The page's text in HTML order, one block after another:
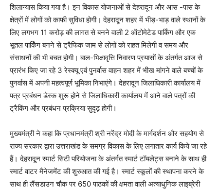
शिलान्यास किया गया है। इन विकास योजनाओं से देहरादून और आस -पास के
क्षेत्रों में लोगों को काफी सुविधा होगी। देहरादून शहर में भीड़-भाड़ वाले स्थानों के
लिए लगभग 11 करोड़ की लागत से बनने वाली 2 ऑटोमेटेड पार्किंग और एक
भूतल पार्किंग बनने से ट्रैफिक जाम से लोगों को राहत मिलेगी व समय और
संसाधनों की भी बचत होगी। बाल-भिक्षावृत्ति निवारण प्रयासों के अंतर्गत आज से
प्रारंभ किए जा रहे 3 रेस्क्यू एवं पुनर्वास वाहन शहर में भीख मांगने वाले बच्चों के
पुनर्वास में अपनी महत्वपूर्ण भूमिका निभाएंगे। देहरादून जिलाधिकारी कार्यालय में
पत्र प्रबंधन डेस्क शुरू होने से जिलाधिकारी कार्यालय में आने वाले पत्रों की
ट्रैकिंग और प्रबंधन प्रक्रिया सुदृढ़ होगी।
मुख्यमंत्री ने कहा कि प्रधानमंत्री श्री नरेंद्र मोदी के मार्गदर्शन और सहयोग से
राज्य सरकार द्वारा उत्तराखंड के समग्र विकास के लिए लगातार कार्य किये जा रहे
हैं। देहरादून स्मार्ट सिटी परियोजना के अंतर्गत स्मार्ट टॉयलेट्स बनाने के साथ ही
स्मार्ट वाटर मैनेजमेंट की शुरुआत की गई है। स्मार्ट स्कूलों की स्थापना करने के
साथ ही लैंसडाउन चौक पर 650 पाठकों की क्षमता वाली अत्याधुनिक लाइब्रेरी